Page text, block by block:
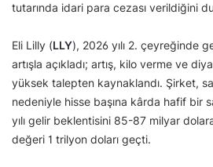
tutarında idari para cezası verildiğini
Eli Lilly (LLY), 2026 yılı 2. çeyreğinde
artışla açıkladı; artış, kilo verme ve
yüksek talepten kaynaklandı. Şirket,
nedeniyle hisse başına kârda hafif bir
yılı gelir beklentisini 85-87 milyar
değeri 1 trilyon doları geçti.